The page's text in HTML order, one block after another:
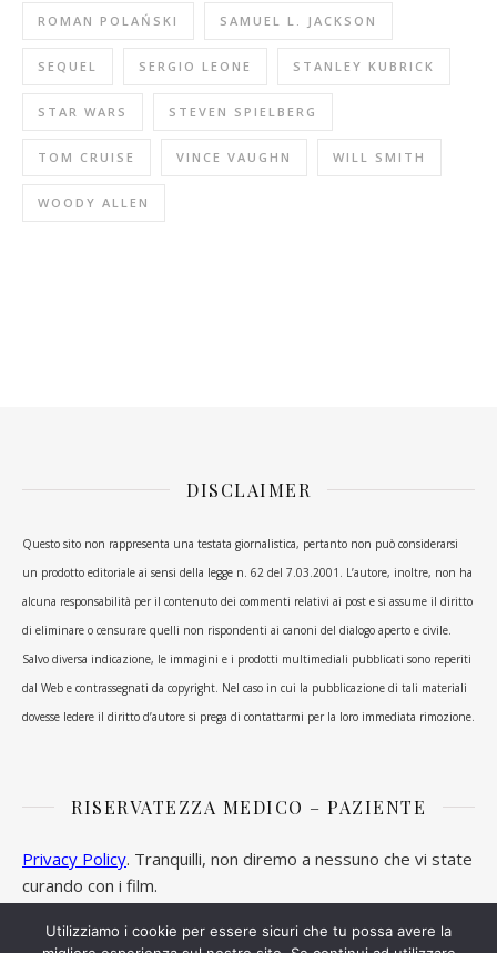
ROMAN POLAŃSKI SAMUEL L. JACKSON
SEQUEL SERGIO LEONE STANLEY KUBRICK
STAR WARS STEVEN SPIELBERG
TOM CRUISE VINCE VAUGHN WILL SMITH
WOODY ALLEN
DISCLAIMER
Questo sito non rappresenta una testata giornalistica, pertanto non può considerarsi
un prodotto editoriale ai sensi della legge n. 62 del 7.03.2001. L’autore, inoltre, non ha
alcuna responsabilità per il contenuto dei commenti relativi ai post e si assume il diritto
di eliminare o censurare quelli non rispondenti ai canoni del dialogo aperto e civile.
Salvo diversa indicazione, le immagini e i prodotti multimediali pubblicati sono reperiti
dal Web e contrassegnati da copyright. Nel caso in cui la pubblicazione di tali materiali
dovesse ledere il diritto d’autore si prega di contattarmi per la loro immediata rimozione.
RISERVATEZZA MEDICO – PAZIENTE
Privacy Policy. Tranquilli, non diremo a nessuno che vi state
curando con i film.
Utilizziamo i cookie per essere sicuri che tu possa avere la